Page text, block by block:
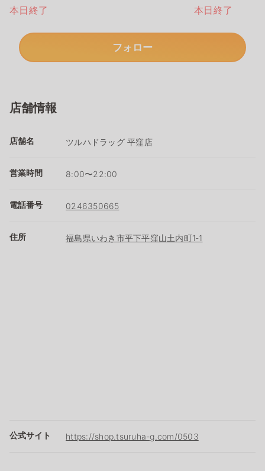
本日終了
本日終了
フォロー
店舗情報
店舗名 ツルハドラッグ 平窪店
営業時間 8:00〜22:00
電話番号 0246350665
住所 福島県いわき市平下平窪山土内町1‐1
公式サイト https://shop.tsuruha-g.com/0503